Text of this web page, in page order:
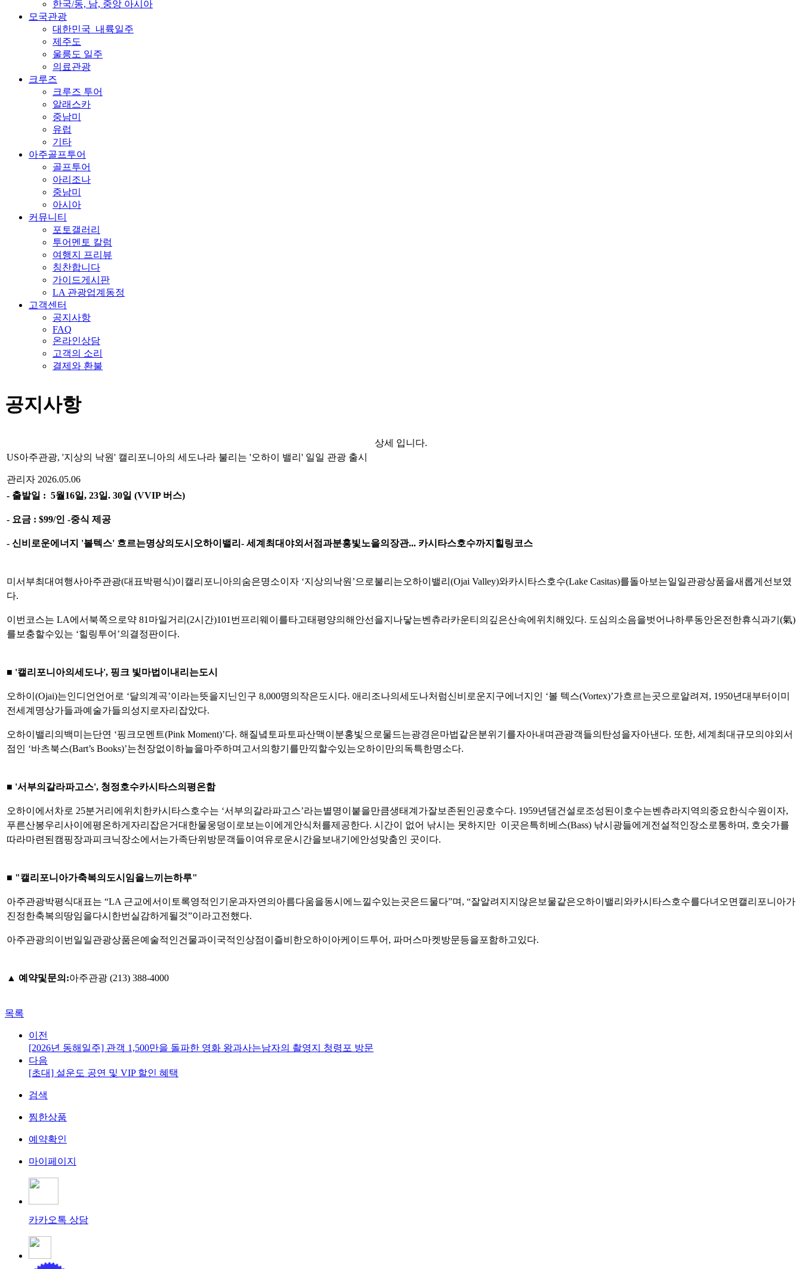
한국/동, 남, 중앙 아시아
모국관광
대한민국_내륙일주
제주도
울릉도 일주
의료관광
크루즈
크루즈 투어
알래스카
중남미
유럽
기타
아주골프투어
골프투어
아리조나
중남미
아시아
커뮤니티
포토갤러리
투어멘토 칼럼
여행지 프리뷰
칭찬합니다
가이드게시판
LA 관광업계동정
고객센터
공지사항
FAQ
온라인상담
고객의 소리
결제와 환불
공지사항
상세 입니다.
US아주관광, '지상의 낙원' 캘리포니아의 세도나라 불리는 '오하이 밸리' 일일 관광 출시
관리자 2026.05.06
- 출발일 : 5월16일, 23일. 30일 (VVIP 버스)
- 요금 : $99/인 -중식 제공
- 신비로운에너지 '볼텍스' 흐르는명상의 도시 오하이 밸리 - 세계 최대 야외서점과분홍빛노을의 장관... 카시타스호수까지 힐링코스
미 서부최대 여행사아주관광(대표박평식)이 캘리포니아의 숨은명소이자 ‘지상의 낙원 ’으로불리는오하이 밸리 (Ojai Valley)와카시타스호수(Lake Casitas)를돌아보는일일관광상품을새롭게 선보였
다.
이번 코스는 LA에서 북쪽으로약 81 마일거리(2시간)101 번 프리웨이를타고태평양의 해안선을지나닿는벤츄라카운티의 깊은산속에 위치해 있다. 도심의 소음을벗어나하루동안온전한휴식과기 (氣)
를 보충할수있는 ‘힐링투어 ’의 결정판이다.
■ '캘리포니아의 세도나', 핑크 빛마법이 내리는도시
오하이 (Ojai)는인디언 언어로 ‘달의 계곡’이라는뜻을지닌인구 8,000명의 작은도시다. 애리조나의 세도나처럼신비로운지구에너지인 ‘볼 텍스(Vortex)’가흐르는곳으로알려져 , 1950년대부터 이미
전세계 명상가들과예술가들의 성지로자리 잡았다.
오하이 밸리의 백미는단연 ‘핑크 모멘트(Pink Moment)’다. 해 질녘 토파토파산맥이 분홍빛으로물드는광경은마법같은분위기를자아내며 관광객들의 탄성을자아낸다. 또한, 세계 최대 규모의 야외 서
점인 ‘바츠북스(Bart’s Books)’는천장없이 하늘을마주하며 고서의 향기를만끽할수있는오하이만의 독특한명소다.
■ '서부의 갈라파고스', 청정호수카시타스의 평온함
오하이에서 차로 25분거리에 위치한카시타스호수는 ‘서부의 갈라파고스’라는별명이 붙을만큼생태계가잘보존된 인공호수다. 1959년 댐건설로조성된 이 호수는벤츄라지역의 중요한식수원이자,
푸른산봉우리 사이에 평온하게 자리 잡은거대한물웅덩이로 보는이에게 안식처를제공한다. 시간이 없어 낚시는 못하지만 이곳은특히 베스(Bass) 낚시광들에게 전설적인장소로통하며 , 호숫가를
따라마련된 캠핑장과피크닉장소에서는가족단위 방문객들이 여유로운시간을 보내기에 안성맞춤인 곳이다.
■ "캘리포니아가축복의 도시임을느끼는하루"
아주관광박평식대표는 “LA 근교에서 이토록영적인기운과자연의 아름다움을동시에 느낄수있는곳은드물다”며 , “잘알려지지 않은 보물같은오하이 밸리와카시타스호수를다녀오면 캘리포니아가
진정한축복의 땅임을다시 한번 실감하게 될것”이라고전했다.
아주관광의 이번 일일관광상품은예술적인건물과이국적인상점이 즐비한오하이 아케이드투어 , 파머스마켓방문등을포함하고있다.
▲ 예약및문의 :아주관광 (213) 388-4000
목록
이전
[2026년 동해일주] 관객 1,500만을 돌파한 영화 왕과사는남자의 촬영지 청령포 방문
다음
[초대] 설운도 공연 및 VIP 할인 혜택
검색
찜한상품
예약확인
마이페이지
카카오톡 상담